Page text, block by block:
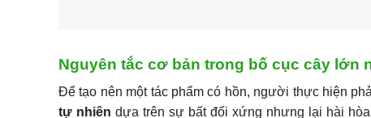
Nguyên tắc cơ bản trong bố cục cây lớn
Để tạo nên một tác phẩm có hồn, người thực hiện
tự nhiên dựa trên sự bất đối xứng nhưng lại hài